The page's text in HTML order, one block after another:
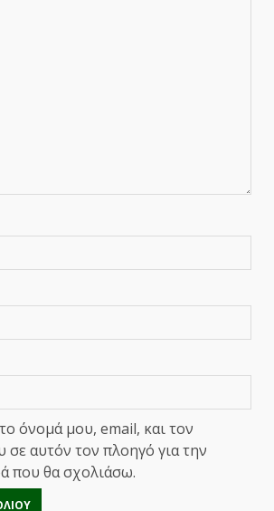
όνομά μου, email, και τον
σε αυτόν τον πλοηγό για την
που θα σχολιάσω.